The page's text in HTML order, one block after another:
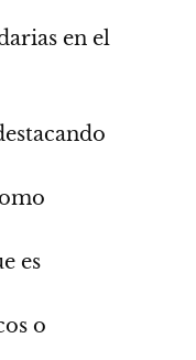
en el
es
o